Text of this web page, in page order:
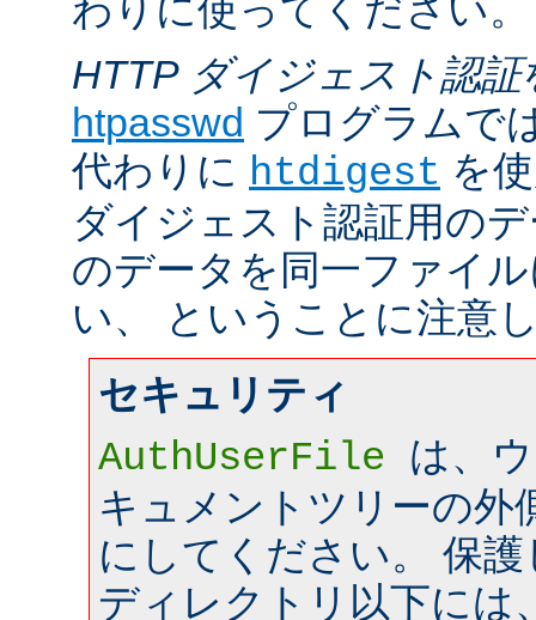
わりに使ってください。
HTTP ダイジェスト認証
htpasswd プログラムで
代わりに htdigest を
ダイジェスト認証用の
のデータを同一ファイ
い、 ということに注意
セキュリティ
AuthUserFile は、
キュメントツリーの外
にしてください。 保
ディレクトリ以下には